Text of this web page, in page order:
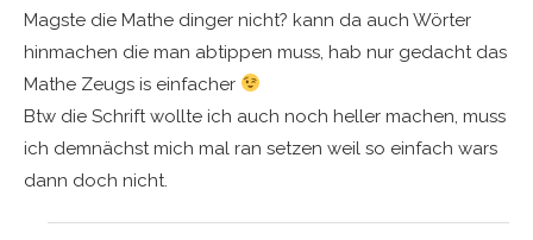
Magste die Mathe dinger nicht? kann da auch Wörter
hinmachen die man abtippen muss, hab nur gedacht das
Mathe Zeugs is einfacher
Btw die Schrift wollte ich auch noch heller machen, muss
ich demnächst mich mal ran setzen weil so einfach wars
dann doch nicht.